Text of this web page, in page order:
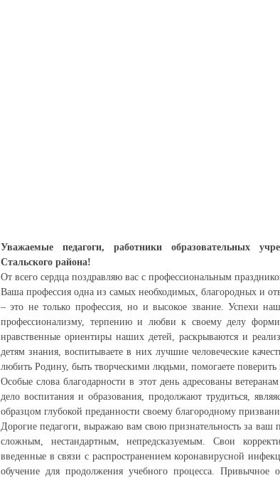
Уважаемые педагоги, работники образовательных
Стальского района!
От всего сердца поздравляю вас с профессиональным
Ваша профессия одна из самых необходимых, благородных и
– это не только профессия, но и высокое звание. Успехи
профессионализму, терпению и любви к своему делу
нравственные ориентиры наших детей, раскрываются и
детям знания, воспитываете в них лучшие человеческие
любить Родину, быть творческими людьми, помогаете
Особые слова благодарности в этот день адресованы
дело воспитания и образования, продолжают трудиться,
образцом глубокой преданности своему благородному
Дорогие педагоги, выражаю вам свою признательность за
сложным, нестандартным, непредсказуемым. Свои
введенные в связи с распространением коронавирусной
обучение для продолжения учебного процесса.